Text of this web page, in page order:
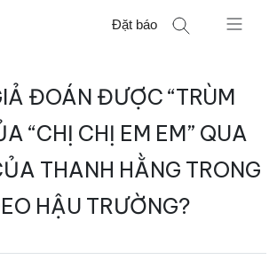
Đặt báo
ĐOÁN ĐƯỢC “TRÙM
“CHỊ CHỊ EM EM” QUA
THANH HẰNG TRONG
HẬU TRƯỜNG?